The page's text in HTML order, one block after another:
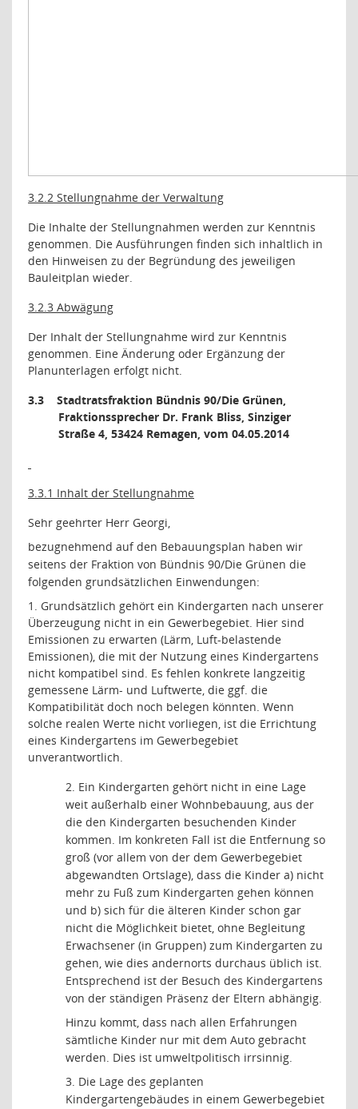
3.2.2 Stellungnahme der Verwaltung
Die Inhalte der Stellungnahmen werden zur Kenntnis
genommen. Die Ausführungen finden sich inhaltlich in
den Hinweisen zu der Begründung des jeweiligen
Bauleitplan wieder.
3.2.3 Abwägung
Der Inhalt der Stellungnahme wird zur Kenntnis
genommen. Eine Änderung oder Ergänzung der
Planunterlagen erfolgt nicht.
3.3
Stadtratsfraktion Bündnis 90/Die Grünen,
Fraktionssprecher Dr. Frank Bliss, Sinziger
Straße 4, 53424 Remagen, vom 04.05.2014
3.3.1 Inhalt der Stellungnahme
Sehr geehrter Herr Georgi,
bezugnehmend auf den Bebauungsplan haben wir
seitens der Fraktion von Bündnis 90/Die Grünen die
folgenden grundsätzlichen Einwendungen:
1. Grundsätzlich gehört ein Kindergarten nach unserer
Überzeugung nicht in ein Gewerbegebiet. Hier sind
Emissionen zu erwarten (Lärm, Luft-belastende
Emissionen), die mit der Nutzung eines Kindergartens
nicht kompatibel sind. Es fehlen konkrete langzeitig
gemessene Lärm- und Luftwerte, die ggf. die
Kompatibilität doch noch belegen könnten. Wenn
solche realen Werte nicht vorliegen, ist die Errichtung
eines Kindergartens im Gewerbegebiet
unverantwortlich.
2. Ein Kindergarten gehört nicht in eine Lage
weit außerhalb einer Wohnbebauung, aus der
die den Kindergarten besuchenden Kinder
kommen. Im konkreten Fall ist die Entfernung so
groß (vor allem von der dem Gewerbegebiet
abgewandten Ortslage), dass die Kinder a) nicht
mehr zu Fuß zum Kindergarten gehen können
und b) sich für die älteren Kinder schon gar
nicht die Möglichkeit bietet, ohne Begleitung
Erwachsener (in Gruppen) zum Kindergarten zu
gehen, wie dies andernorts durchaus üblich ist.
Entsprechend ist der Besuch des Kindergartens
von der ständigen Präsenz der Eltern abhängig.
Hinzu kommt, dass nach allen Erfahrungen
sämtliche Kinder nur mit dem Auto gebracht
werden. Dies ist umweltpolitisch irrsinnig.
3. Die Lage des geplanten
Kindergartengebäudes in einem Gewerbegebiet